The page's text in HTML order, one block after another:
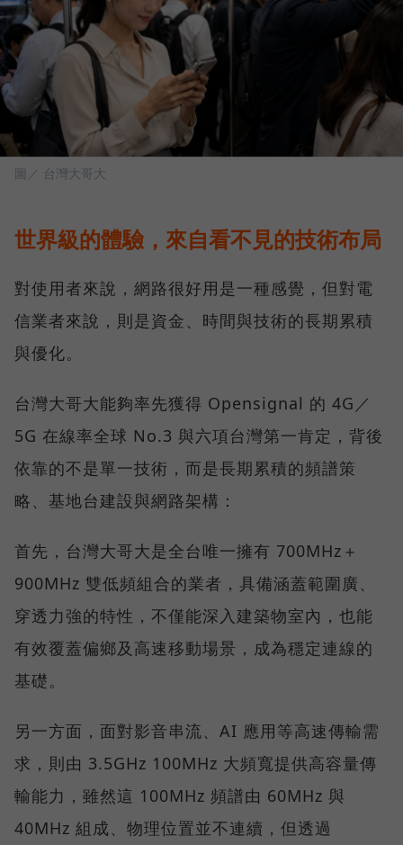
圖／ 台灣大哥大
世界級的體驗，來自看不見的技術布局
對使用者來說，網路很好用是一種感覺，但對電
信業者來說，則是資金、時間與技術的長期累積
與優化。
台灣大哥大能夠率先獲得 Opensignal 的 4G／
5G 在線率全球 No.3 與六項台灣第一肯定，背後
依靠的不是單一技術，而是長期累積的頻譜策
略、基地台建設與網路架構：
首先，台灣大哥大是全台唯一擁有 700MHz＋
900MHz 雙低頻組合的業者，具備涵蓋範圍廣、
穿透力強的特性，不僅能深入建築物室內，也能
有效覆蓋偏鄉及高速移動場景，成為穩定連線的
基礎。
另一方面，面對影音串流、AI 應用等高速傳輸需
求，則由 3.5GHz 100MHz 大頻寬提供高容量傳
輸能力，雖然這 100MHz 頻譜由 60MHz 與
40MHz 組成、物理位置並不連續，但透過